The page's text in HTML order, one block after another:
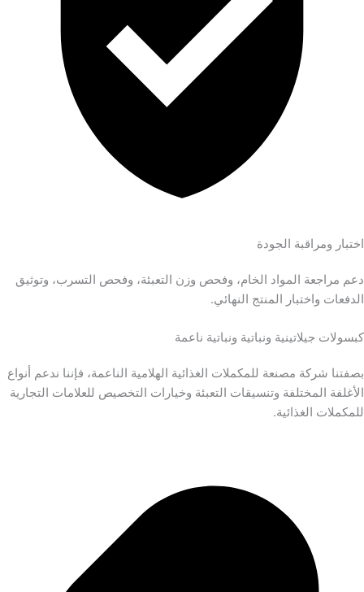
اختبار ومراقبة الجودة
دعم مراجعة المواد الخام، وفحص وزن التعبئة، وفحص التسرب، وتوثيق
الدفعات واختبار المنتج النهائي.
كبسولات جيلاتينية ونباتية ونباتية ناعمة
بصفتنا شركة مصنعة للمكملات الغذائية الهلامية الناعمة، فإننا ندعم أنواع
الأغلفة المختلفة وتنسيقات التعبئة وخيارات التخصيص للعلامات التجارية
للمكملات الغذائية.